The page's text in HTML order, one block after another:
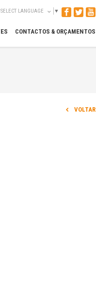
SELECT LANGUAGE ▼
CONTACTOS & ORÇAMENTOS
VOLTAR